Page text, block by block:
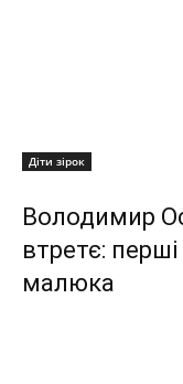
Діти зірок
Володимир
втретє: перші
малюка